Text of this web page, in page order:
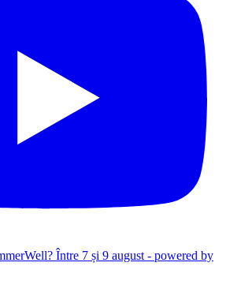
Între 7 și 9 august - powered by